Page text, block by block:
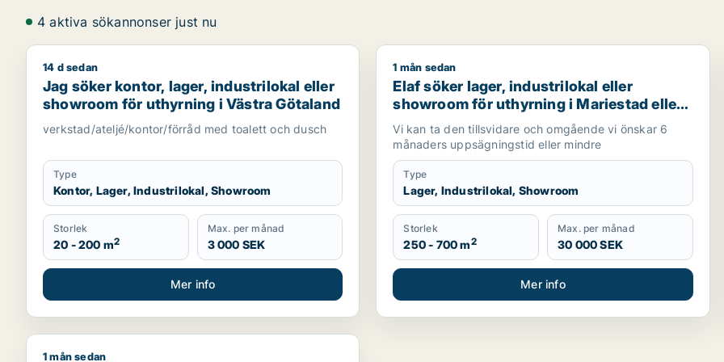
4 aktiva sökannonser just nu
Jag söker kontor, lager, industrilokal eller showroom för uthyrning i Västra Götaland
14 d sedan
Jag söker kontor, lager, industrilokal eller
showroom för uthyrning i Västra Götaland
verkstad/ateljé/kontor/förråd med toalett och dusch
Type
Kontor, Lager, Industrilokal, Showroom
Storlek
20 - 200 m2
Max. per månad
3 000 SEK
Mer info
Elaf söker lager, industrilokal eller showroom för
1 mån sedan
Elaf söker lager, industrilokal eller
showroom för uthyrning i Mariestad eller
Göteborg
Vi kan ta den tillsvidare och omgående vi önskar 6
månaders uppsägningstid eller mindre
Type
Lager, Industrilokal, Showroom
Storlek
250 - 700 m2
Max. per månad
30 000 SEK
Mer info
Mahmoud söker kontor för uthyrning i Västra Götaland
1 mån sedan